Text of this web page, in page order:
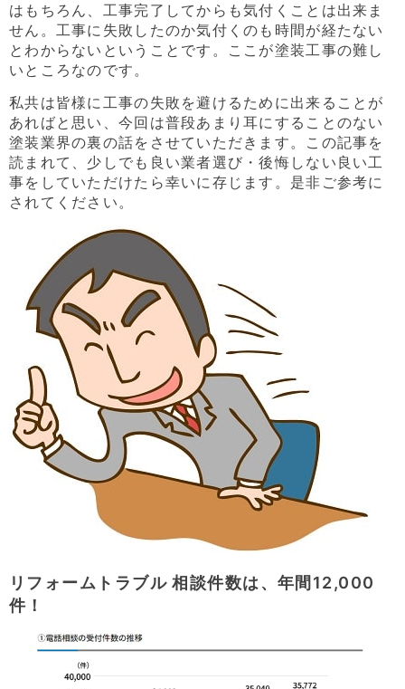
はもちろん、工事完了してからも気付くことは出来ま
せん。工事に失敗したのか気付くのも時間が経たない
とわからないということです。ここが塗装工事の難し
いところなのです。
私共は皆様に工事の失敗を避けるために出来ることが
あればと思い、今回は普段あまり耳にすることのない
塗装業界の裏の話をさせていただきます。この記事を
読まれて、少しでも良い業者選び・後悔しない良い工
事をしていただけたら幸いに存じます。是非ご参考に
されてください。
リフォームトラブル 相談件数は、年間12,000
件！